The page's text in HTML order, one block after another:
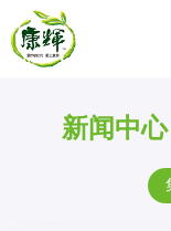
新闻中心